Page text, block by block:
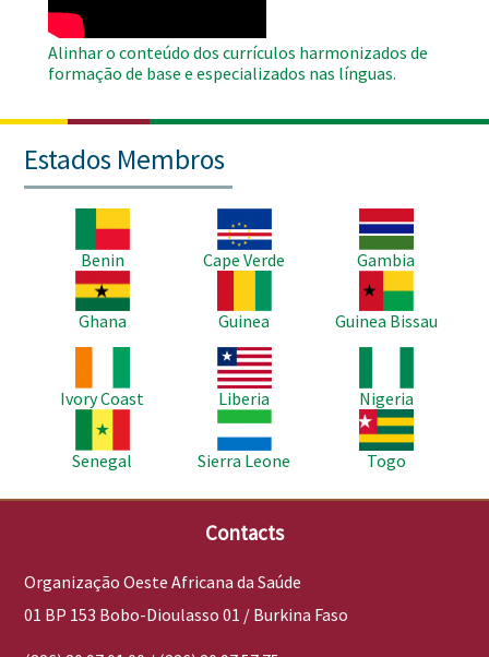
Alinhar o conteúdo dos currículos harmonizados de
formação de base e especializados nas línguas.
Estados Membros
Benin
Imagem
Cape Verde
Imagem
Gambia
Imagem
Ghana
Guinea
Imagem
Guinea Bissau
Ivory Coast
Imagem
Liberia
Nigeria
Imagem
Senegal
Imagem
Sierra Leone
Imagem
Togo
Contacts
Organização Oeste Africana da Saúde
01 BP 153 Bobo-Dioulasso 01 / Burkina Faso